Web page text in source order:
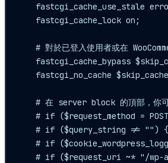
fastcgi_cache_use_stale
    fastcgi_cache_lock on;
# 對於已登入使用者或在
fastcgi_cache_bypass
fastcgi_no_cache
# 在 server block 的頂部，你
# if ($request_method =
# if ($query_string != "")
# if
# if ($request_uri ~* "/